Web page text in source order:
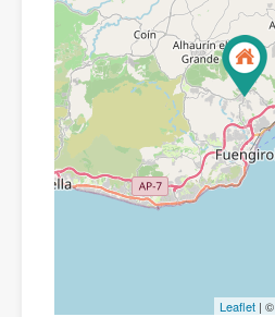
Leaflet | ©